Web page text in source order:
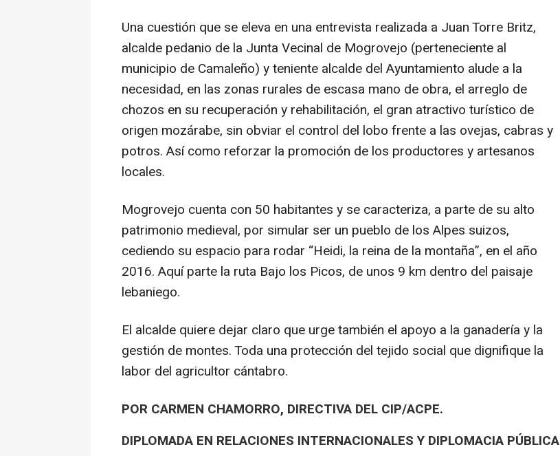
Una cuestión que se eleva en una entrevista realizada a Juan Torre Britz,
alcalde pedanio de la Junta Vecinal de Mogrovejo (perteneciente al
municipio de Camaleño) y teniente alcalde del Ayuntamiento alude a la
necesidad, en las zonas rurales de escasa mano de obra, el arreglo de
chozos en su recuperación y rehabilitación, el gran atractivo turístico de
origen mozárabe, sin obviar el control del lobo frente a las ovejas, cabras y
potros. Así como reforzar la promoción de los productores y artesanos
locales.
Mogrovejo cuenta con 50 habitantes y se caracteriza, a parte de su alto
patrimonio medieval, por simular ser un pueblo de los Alpes suizos,
cediendo su espacio para rodar “Heidi, la reina de la montaña”, en el año
2016. Aquí parte la ruta Bajo los Picos, de unos 9 km dentro del paisaje
lebaniego.
El alcalde quiere dejar claro que urge también el apoyo a la ganadería y la
gestión de montes. Toda una protección del tejido social que dignifique la
labor del agricultor cántabro.
POR CARMEN CHAMORRO, DIRECTIVA DEL CIP/ACPE.
DIPLOMADA EN RELACIONES INTERNACIONALES Y DIPLOMACIA PÚBLICA